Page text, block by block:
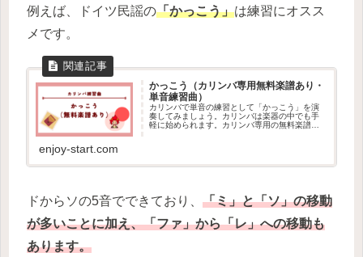
例えば、ドイツ民謡の「かっこう」は練習にオスス
メです。
かっこう（カリンバ専用無料楽譜あり・
単音練習曲）
カリンバで単音の練習として「かっこう」を演
奏してみましょう。カリンバは楽器の中でも手
軽に始められます。カリンバ専用の無料楽譜も
enjoy-start.com
ドからソの5音でできており、 「ミ」と「ソ」の移動
が多いことに加え、「ファ」から「レ」への移動も
あります。